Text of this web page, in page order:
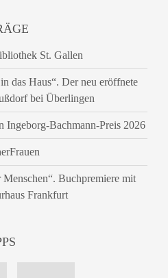
St. Gallen
das Haus“. Der neu eröffnete
bei Überlingen
Ingeborg-Bachmann-Preis 2026
Buchpremiere mit
Frankfurt